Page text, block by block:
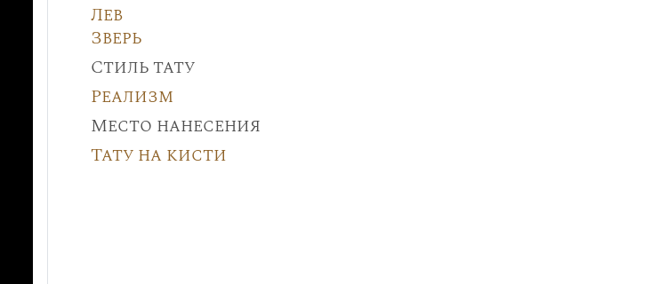
Лев
Зверь
Стиль тату
Реализм
Место нанесения
Тату на кисти